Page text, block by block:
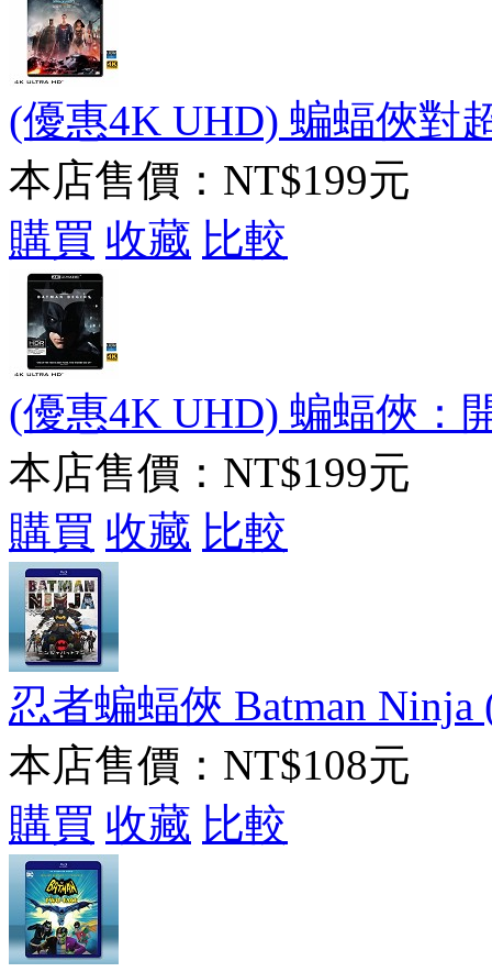
(優惠4K UHD) 蝙蝠俠對
本店售價： NT$199元
購買 收藏 比較
(優惠4K UHD) 蝙蝠俠：
本店售價： NT$199元
購買 收藏 比較
忍者蝙蝠俠 Batman Ninja
本店售價： NT$108元
購買 收藏 比較